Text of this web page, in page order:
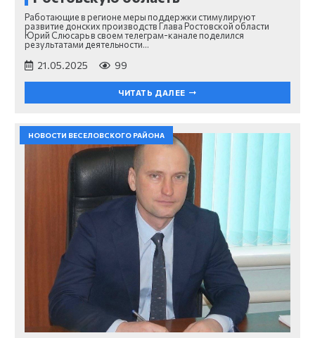
Работающие в регионе меры поддержки стимулируют
развитие донских производств Глава Ростовской области
Юрий Слюсарь в своем телеграм-канале поделился
результатами деятельности…
21.05.2025 99
ЧИТАТЬ ДАЛЕЕ
НОВОСТИ ВЕСЕЛОВСКОГО РАЙОНА